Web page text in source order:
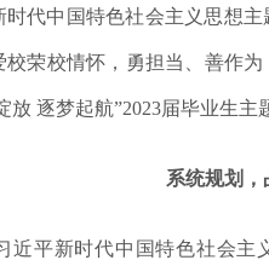
代中国特色社会主义思想
校荣校情怀， 勇担当 善作为
放 逐梦起航”2023届毕业生主
系统规划 ，
近平新时代中国特色社会主